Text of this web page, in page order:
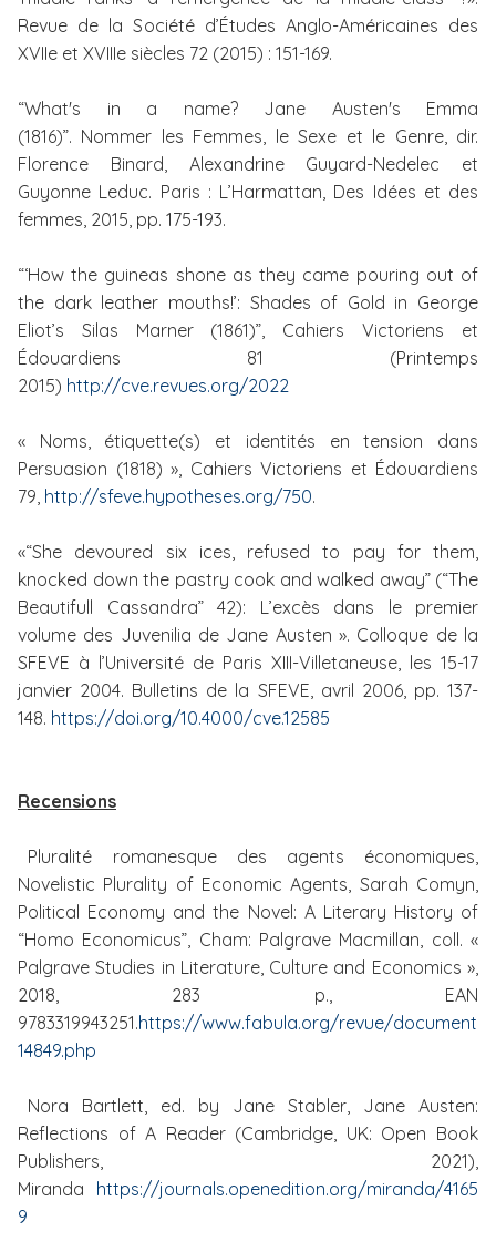
Revue de la Société d’Études Anglo-Américaines des
XVIIe et XVIIIe siècles 72 (2015) : 151-169.
“What's in a name? Jane Austen's Emma
(1816)”. Nommer les Femmes, le Sexe et le Genre, dir.
Florence Binard, Alexandrine Guyard-Nedelec et
Guyonne Leduc. Paris : L’Harmattan, Des Idées et des
femmes, 2015, pp. 175-193.
“‘How the guineas shone as they came pouring out of
the dark leather mouths!’: Shades of Gold in George
Eliot’s Silas Marner (1861)”, Cahiers Victoriens et
Édouardiens 81 (Printemps
2015) http://cve.revues.org/2022
« Noms, étiquette(s) et identités en tension dans
Persuasion (1818) », Cahiers Victoriens et Édouardiens
79, http://sfeve.hypotheses.org/750.
«“She devoured six ices, refused to pay for them,
knocked down the pastry cook and walked away” (“The
Beautifull Cassandra” 42): L’excès dans le premier
volume des Juvenilia de Jane Austen ». Colloque de la
SFEVE à l’Université de Paris XIII-Villetaneuse, les 15-17
janvier 2004. Bulletins de la SFEVE, avril 2006, pp. 137-
148. https://doi.org/10.4000/cve.12585
Recensions
Pluralité romanesque des agents économiques,
Novelistic Plurality of Economic Agents, Sarah Comyn,
Political Economy and the Novel: A Literary History of
“Homo Economicus”, Cham: Palgrave Macmillan, coll. «
Palgrave Studies in Literature, Culture and Economics »,
2018, 283 p., EAN
9783319943251.https://www.fabula.org/revue/document
14849.php
Nora Bartlett, ed. by Jane Stabler, Jane Austen:
Reflections of A Reader (Cambridge, UK: Open Book
Publishers, 2021),
Miranda https://journals.openedition.org/miranda/4165
9